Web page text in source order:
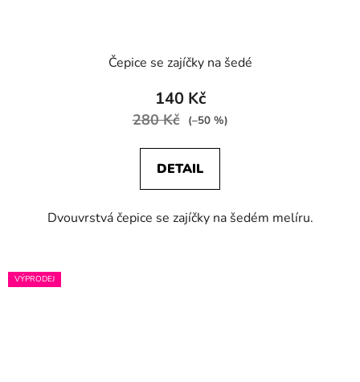
Čepice se zajíčky na šedé
140 Kč
280 Kč (–50 %)
DETAIL
Dvouvrstvá čepice se zajíčky na šedém melíru.
VÝPRODEJ